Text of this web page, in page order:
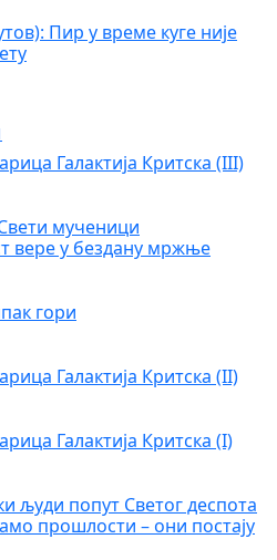
Пир у време куге није
Галактија Критска (III)
мученици
вере у бездану мржње
гори
Галактија Критска (II)
Галактија Критска (I)
људи попут Светог деспота
прошлости – они постају